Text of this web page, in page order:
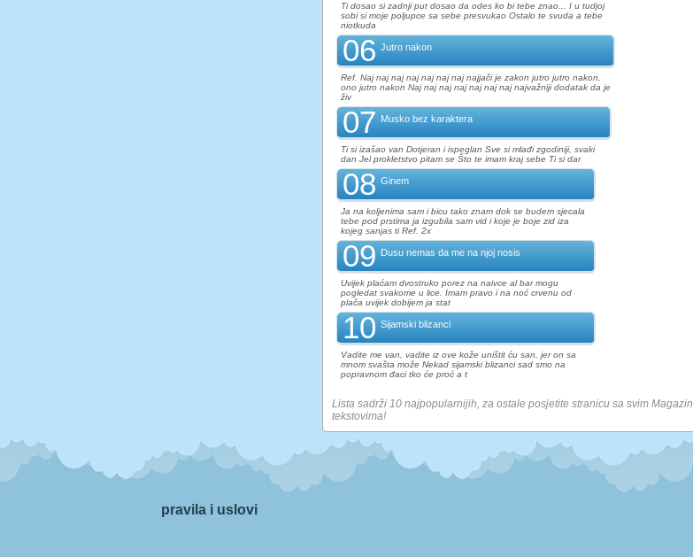
Ti dosao si zadnji put dosao da odes ko bi tebe znao... I u tudjoj
sobi si moje poljupce sa sebe presvukao Ostalo te svuda a tebe
niotkuda
06 Jutro nakon
Ref. Naj naj naj naj naj naj naj najjači je zakon jutro jutro nakon,
ono jutro nakon Naj naj naj naj naj naj naj najvažniji dodatak da je
živ
07 Musko bez karaktera
Ti si izašao van Dotjeran i ispeglan Sve si mlađi zgodiniji, svaki
dan Jel prokletstvo pitam se Što te imam kraj sebe Ti si dar
08 Ginem
Ja na koljenima sam i bicu tako znam dok se budem sjecala
tebe pod prstima ja izgubila sam vid i koje je boje zid iza
kojeg sanjas ti Ref. 2x
09 Dusu nemas da me na njoj nosis
Uvijek plaćam dvostruko porez na naivce al bar mogu
pogledat svakome u lice. Imam pravo i na noć crvenu od
plača uvijek dobijem ja stat
10 Sijamski blizanci
Vadite me van, vadite iz ove kože uništit ću san, jer on sa
mnom svašta može Nekad sijamski blizanci sad smo na
popravnom đaci tko će proć a t
Lista sadrži 10 najpopularnijih, za ostale posjetite stranicu sa svim Magazin
tekstovima!
pravila i uslovi